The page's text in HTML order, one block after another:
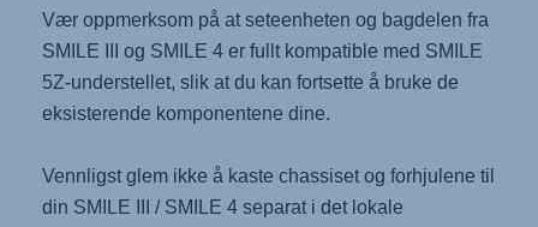
Vær oppmerksom på at seteenheten og bagdelen fra
SMILE III og SMILE 4 er fullt kompatible med SMILE
5Z-understellet, slik at du kan fortsette å bruke de
eksisterende komponentene dine.
Vennligst glem ikke å kaste chassiset og forhjulene til
din SMILE III / SMILE 4 separat i det lokale